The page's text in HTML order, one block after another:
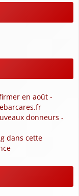
en août -
donneurs -
dans cette